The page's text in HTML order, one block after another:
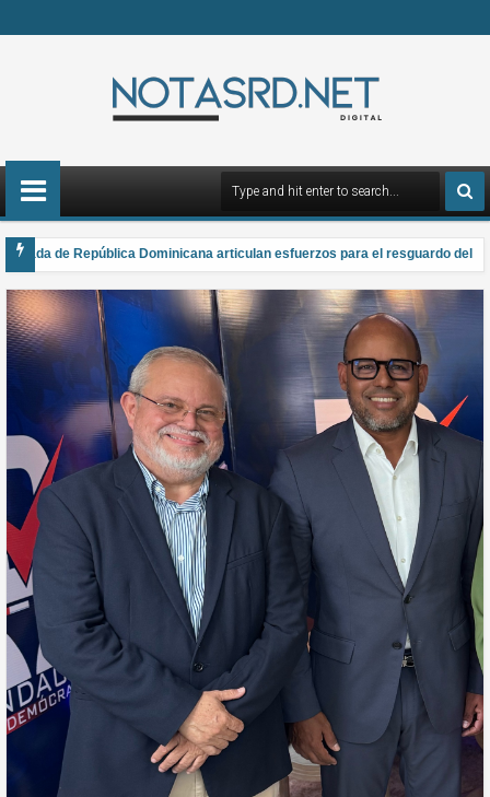
de República Dominicana articulan esfuerzos para el resguardo del
el Premio Anual Nacional de Poesía Salomé Ureña de Henríquez 2026